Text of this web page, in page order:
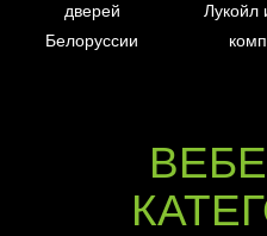
дверей
Белоруссии
Лукойл